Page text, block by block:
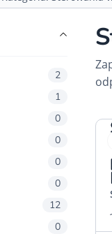
2
1
0
0
0
0
12
0